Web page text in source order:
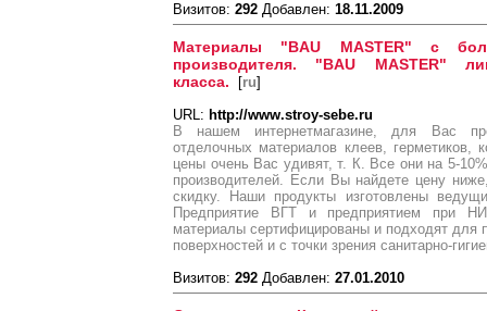
Визитов: 292 Добавлен: 18.11.2009
Материалы "BAU MASTER" с
производителя. "BAU MASTER"
класса. [ru]
URL: http://www.stroy-sebe.ru
В нашем интернетмагазине, для Вас
отделочных материалов клеев, герметиков,
цены очень Вас удивят, т. К. Все они на 5-
производителей. Если Вы найдете цену
скидку. Наши продукты изготовлены
Предприятие ВГТ и предприятием при
материалы сертифицированы и подходят для
поверхностей и с точки зрения санитарно-
Визитов: 292 Добавлен: 27.01.2010